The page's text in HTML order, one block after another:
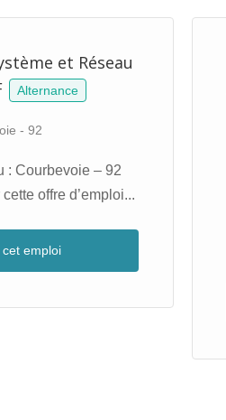
et Réseau
Alternance
- 92
: Courbevoie – 92
offre d’emploi...
emploi